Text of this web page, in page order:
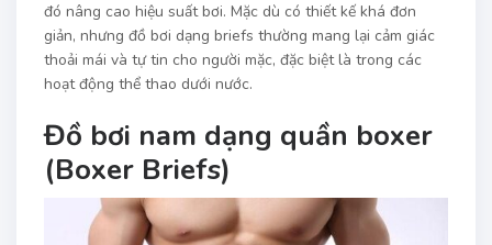
đó nâng cao hiệu suất bơi. Mặc dù có thiết kế khá đơn
giản, nhưng đồ bơi dạng briefs thường mang lại cảm giác
thoải mái và tự tin cho người mặc, đặc biệt là trong các
hoạt động thể thao dưới nước.
Đồ bơi nam dạng quần boxer
(Boxer Briefs)